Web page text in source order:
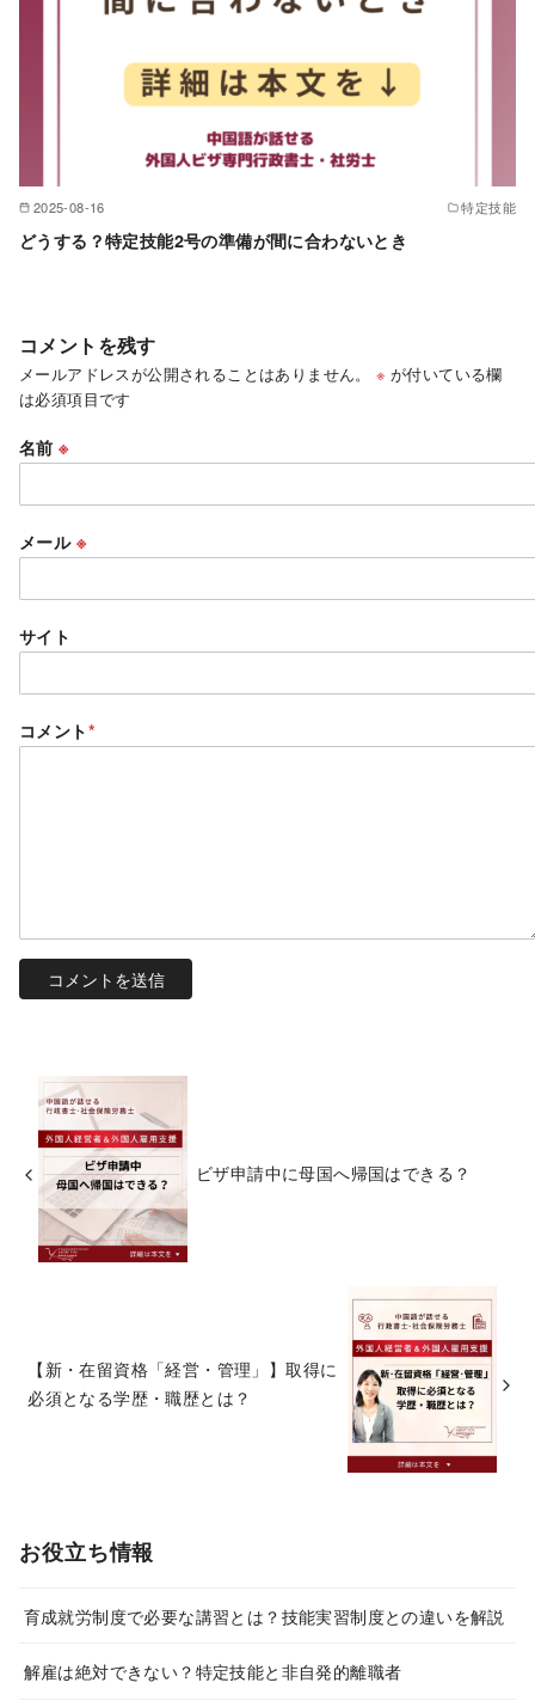
2025-08-16 特定技能
どうする？特定技能2号の準備が間に合わないとき
コメントを残す
メールアドレスが公開されることはありません。 ※ が付いている欄
は必須項目です
名前※
メール ※
サイト
コメント*
ビザ申請中に母国へ帰国はできる？
【新・在留資格「経営・管理」】取得に
必須となる学歴・職歴とは？
お役立ち情報
育成就労制度で必要な講習とは？技能実習制度との違いを解説
解雇は絶対できない？特定技能と非自発的離職者